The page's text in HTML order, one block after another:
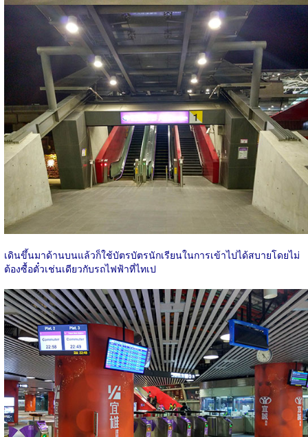
เดินขึ้นมาด้านบนแล้วก็ใช้บัตรบัตรนักเรียนในการเข้าไปได้สบายโดยไม่
ต้องซื้อตั๋วเช่นเดียวกับรถไฟฟ้าที่ไทเป